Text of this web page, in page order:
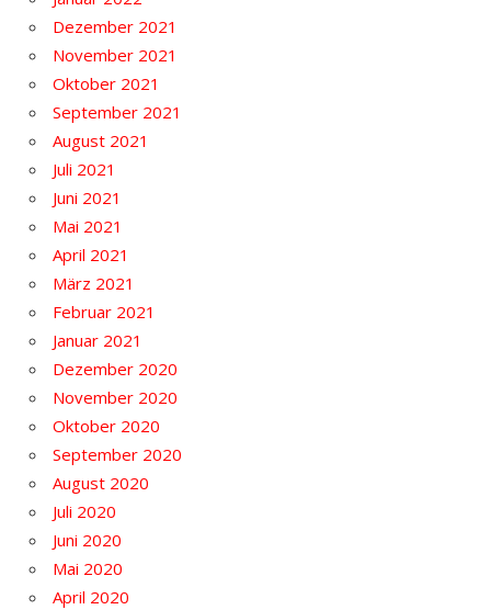
Dezember 2021
November 2021
Oktober 2021
September 2021
August 2021
Juli 2021
Juni 2021
Mai 2021
April 2021
März 2021
Februar 2021
Januar 2021
Dezember 2020
November 2020
Oktober 2020
September 2020
August 2020
Juli 2020
Juni 2020
Mai 2020
April 2020